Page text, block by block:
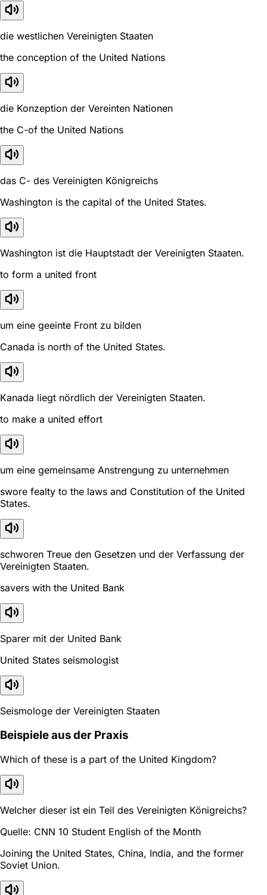
die westlichen Vereinigten Staaten
the conception of the United Nations
die Konzeption der Vereinten Nationen
the C-of the United Nations
das C- des Vereinigten Königreichs
Washington is the capital of the United States.
Washington ist die Hauptstadt der Vereinigten Staaten.
to form a united front
um eine geeinte Front zu bilden
Canada is north of the United States.
Kanada liegt nördlich der Vereinigten Staaten.
to make a united effort
um eine gemeinsame Anstrengung zu unternehmen
swore fealty to the laws and Constitution of the United
States.
schworen Treue den Gesetzen und der Verfassung der
Vereinigten Staaten.
savers with the United Bank
Sparer mit der United Bank
United States seismologist
Seismologe der Vereinigten Staaten
Beispiele aus der Praxis
Which of these is a part of the United Kingdom?
Welcher dieser ist ein Teil des Vereinigten Königreichs?
Quelle: CNN 10 Student English of the Month
Joining the United States, China, India, and the former
Soviet Union.